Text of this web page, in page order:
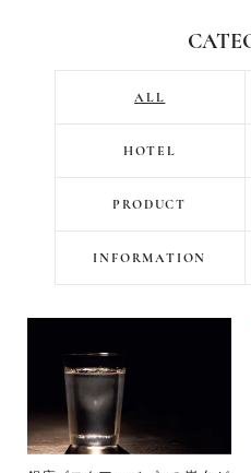
ALL
HOTEL
PRODUCT
INFORMATION